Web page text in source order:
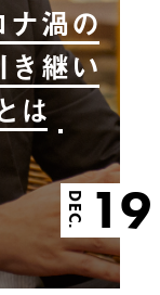
ナ渦の
継い
は
DEC. 19